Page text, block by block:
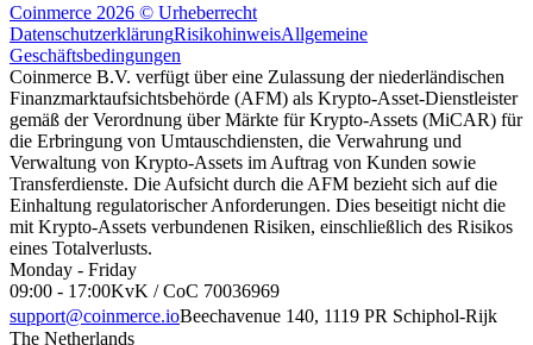
Coinmerce 2026 © Urheberrecht
DatenschutzerklärungRisikohinweisAllgemeine
Geschäftsbedingungen
Coinmerce B.V. verfügt über eine Zulassung der niederländischen
Finanzmarktaufsichtsbehörde (AFM) als Krypto-Asset-Dienstleister
gemäß der Verordnung über Märkte für Krypto-Assets (MiCAR) für
die Erbringung von Umtauschdiensten, die Verwahrung und
Verwaltung von Krypto-Assets im Auftrag von Kunden sowie
Transferdienste. Die Aufsicht durch die AFM bezieht sich auf die
Einhaltung regulatorischer Anforderungen. Dies beseitigt nicht die
mit Krypto-Assets verbundenen Risiken, einschließlich des Risikos
eines Totalverlusts.
Monday - Friday
09:00 - 17:00KvK / CoC 70036969
support@coinmerce.ioBeechavenue 140, 1119 PR Schiphol-Rijk
The Netherlands